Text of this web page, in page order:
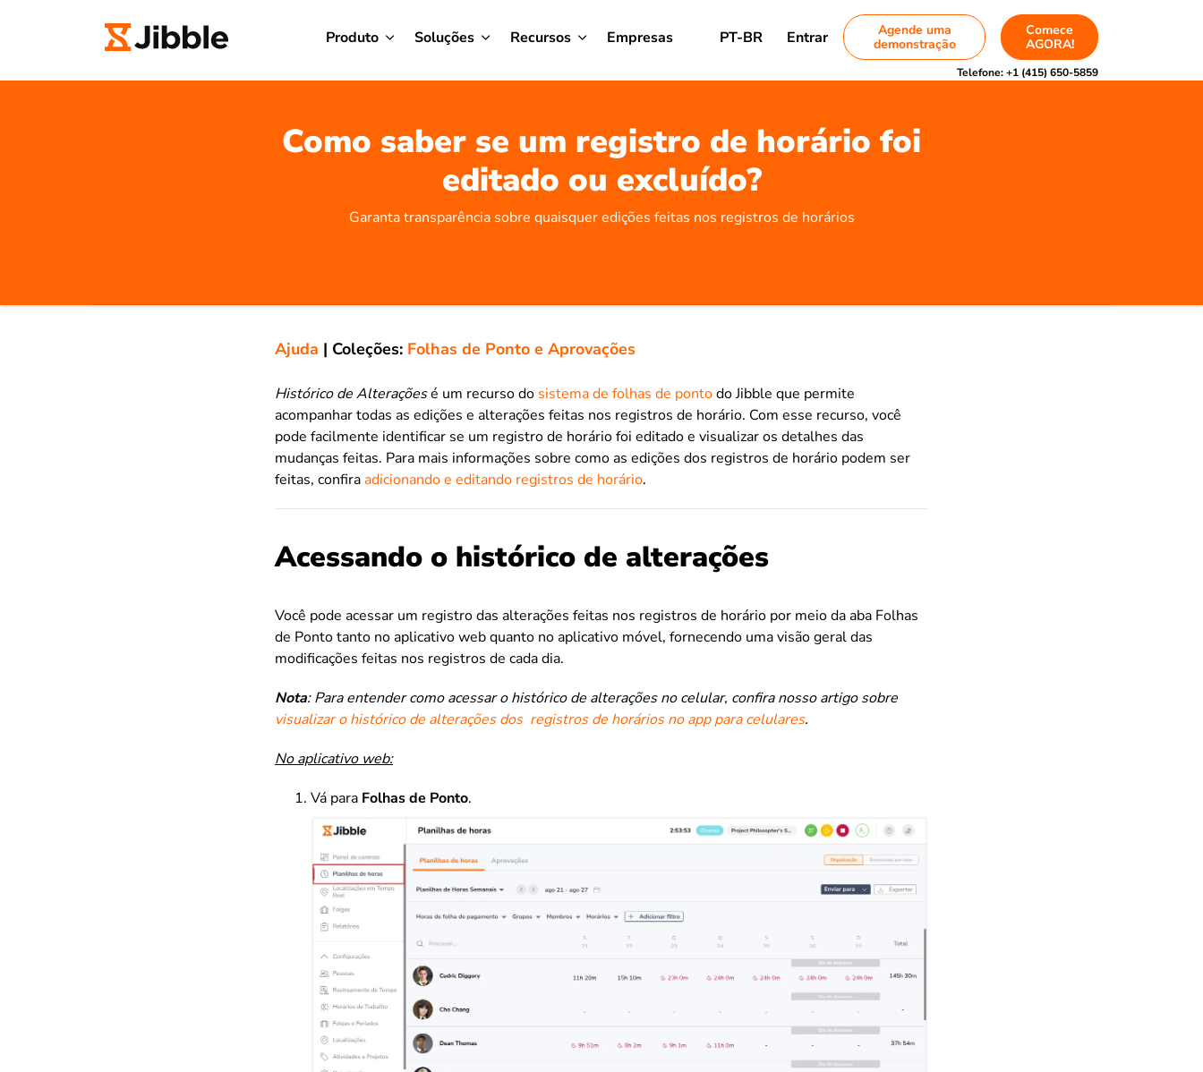
Produto Soluções Recursos Empresas PT-BR Entrar
Agende uma
demonstração
Comece
AGORA!
Telefone:+1 (415) 650-5859
Como saber se um registro de horário foi
editado ou excluído?
Garanta transparência sobre quaisquer edições feitas nos registros de horários
Ajuda | Coleções: Folhas de Ponto e Aprovações
Histórico de Alteraçõesé um recurso do sistema de folhas de pontodo Jibble que permite
acompanhar todas as edições e alterações feitas nos registros de horário. Com esse recurso, você
pode facilmente identificar se um registro de horário foi editado e visualizar os detalhes das
mudanças feitas. Para mais informações sobre como as edições dos registros de horário podem ser
feitas, confiraadicionando e editando registros de horário.
Acessando o histórico de alterações
Você pode acessar um registro das alterações feitas nos registros de horário por meio da aba Folhas
de Ponto tanto no aplicativo web quanto no aplicativo móvel, fornecendo uma visão geral das
modificações feitas nos registros de cada dia.
Nota: Para entender como acessar o histórico de alterações no celular, confira nosso artigo sobre
visualizar o histórico de alterações dos registros de horários no app para celulares.
No aplicativo web:
Vá para Folhas de Ponto.